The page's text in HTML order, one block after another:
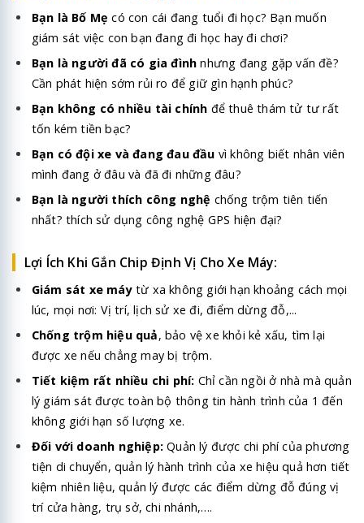
Bạn là Bố Mẹ có con cái đang tuổi đi học? Bạn muốn
giám sát việc con bạn đang đi học hay đi chơi?
Bạn là người đã có gia đình nhưng đang gặp vấn đề?
Cần phát hiện sớm rủi ro để giữ gìn hạnh phúc?
Bạn không có nhiều tài chính để thuê thám tử tư rất
tốn kém tiền bạc?
Bạn có đội xe và đang đau đầu vì không biết nhân viên
mình đang ở đâu và đã đi những đâu?
Bạn là người thích công nghệ chống trộm tiên tiến
nhất? thích sử dụng công nghệ GPS hiện đại?
Lợi Ích Khi Gắn Chip Định Vị Cho Xe Máy:
Giám sát xe máytừ xa không giới hạn khoảng cách mọi
lúc, mọi nơi: Vị trí, lịch sử xe đi, điểm dừng đỗ,...
Chống trộm hiệu quả, bảo vệ xe khỏi kẻ xấu, tìm lại
được xe nếu chẳng may bị trộm.
Tiết kiệm rất nhiều chi phí: Chỉ cần ngồi ở nhà mà quản
lý giám sát được toàn bộ thông tin hành trình của 1 đến
không giới hạn số lượng xe.
Đối với doanh nghiệp: Quản lý được chi phí của phương
tiện di chuyển, quản lý hành trình của xe hiệu quả hơn tiết
kiệm nhiên liệu, quản lý được các điểm dừng đỗ đúng vị
trí cửa hàng, trụ sở, chi nhánh,….